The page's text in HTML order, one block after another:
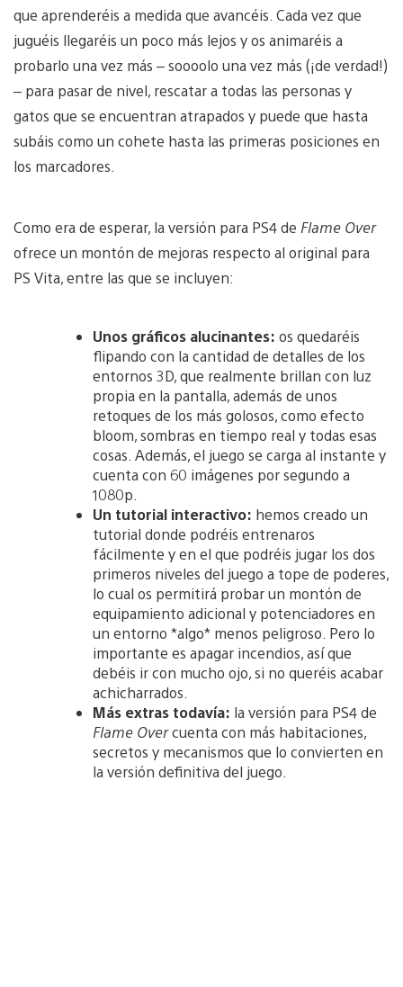
que aprenderéis a medida que avancéis. Cada vez que
juguéis llegaréis un poco más lejos y os animaréis a
probarlo una vez más – soooolo una vez más (¡de verdad!)
– para pasar de nivel, rescatar a todas las personas y
gatos que se encuentran atrapados y puede que hasta
subáis como un cohete hasta las primeras posiciones en
los marcadores.
Como era de esperar, la versión para PS4 de Flame Over
ofrece un montón de mejoras respecto al original para
PS Vita, entre las que se incluyen:
Unos gráficos alucinantes: os quedaréis
flipando con la cantidad de detalles de los
entornos 3D, que realmente brillan con luz
propia en la pantalla, además de unos
retoques de los más golosos, como efecto
bloom, sombras en tiempo real y todas esas
cosas. Además, el juego se carga al instante y
cuenta con 60 imágenes por segundo a
1080p.
Un tutorial interactivo: hemos creado un
tutorial donde podréis entrenaros
fácilmente y en el que podréis jugar los dos
primeros niveles del juego a tope de poderes,
lo cual os permitirá probar un montón de
equipamiento adicional y potenciadores en
un entorno *algo* menos peligroso. Pero lo
importante es apagar incendios, así que
debéis ir con mucho ojo, si no queréis acabar
achicharrados.
Más extras todavía: la versión para PS4 de
Flame Overcuenta con más habitaciones,
secretos y mecanismos que lo convierten en
la versión definitiva del juego.